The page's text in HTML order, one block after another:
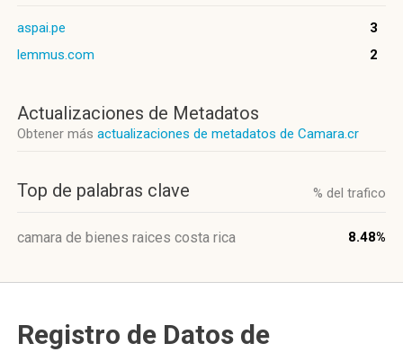
aspai.pe
3
lemmus.com
2
Actualizaciones de Metadatos
Obtener más actualizaciones de metadatos de Camara.cr
Top de palabras clave % del trafico
camara de bienes raices costa rica 8.48%
Registro de Datos de